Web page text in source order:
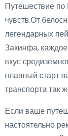
Путешествие по
чувств.От
легендарных
Закинфа,
вкус
плавный старт
транспорта так
Если ваше
настоятельно